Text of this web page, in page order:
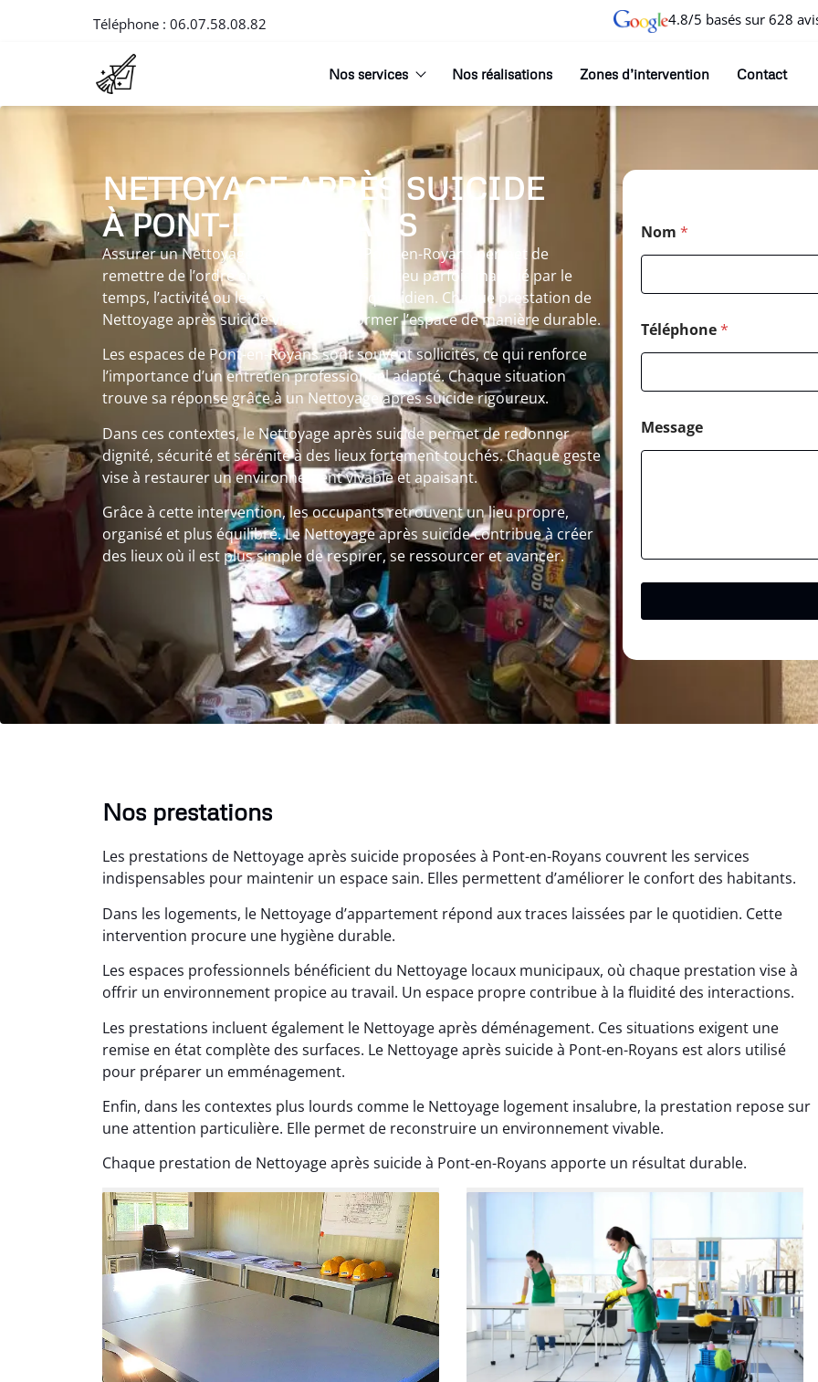
Téléphone : 06.07.58.08.82 4.8/5 basés sur 628
Nos services Nos réalisations Zones d’intervention Contact
NETTOYAGE APRÈS SUICIDE
À PONT-EN-ROYANS
Assurer un Nettoyage après suicide à Pont-en-Royans permet de
remettre de l’ordre et de la clarté dans un lieu parfois marqué par le
temps, l’activité ou les événements du quotidien. Chaque prestation de
Nettoyage après suicide vise à transformer l’espace de manière durable.
Les espaces de Pont-en-Royans sont souvent sollicités, ce qui renforce
l’importance d’un entretien professionnel adapté. Chaque situation
trouve sa réponse grâce à un Nettoyage après suicide rigoureux.
Dans ces contextes, le Nettoyage après suicide permet de redonner
dignité, sécurité et sérénité à des lieux fortement touchés. Chaque geste
vise à restaurer un environnement vivable et apaisant.
Grâce à cette intervention, les occupants retrouvent un lieu propre,
organisé et plus équilibré. Le Nettoyage après suicide contribue à créer
des lieux où il est plus simple de respirer, se ressourcer et avancer.
Nom *
Téléphone*
Message
Nos prestations
Les prestations de Nettoyage après suicide proposées à Pont-en-Royans couvrent les services
indispensables pour maintenir un espace sain. Elles permettent d’améliorer le confort des habitants.
Dans les logements, le Nettoyage d’appartement répond aux traces laissées par le quotidien. Cette
intervention procure une hygiène durable.
Les espaces professionnels bénéficient du Nettoyage locaux municipaux, où chaque prestation vise à
offrir un environnement propice au travail. Un espace propre contribue à la fluidité des interactions.
Les prestations incluent également le Nettoyage après déménagement. Ces situations exigent une
remise en état complète des surfaces. Le Nettoyage après suicide à Pont-en-Royans est alors utilisé
pour préparer un emménagement.
Enfin, dans les contextes plus lourds comme le Nettoyage logement insalubre, la prestation repose sur
une attention particulière. Elle permet de reconstruire un environnement vivable.
Chaque prestation de Nettoyage après suicide à Pont-en-Royans apporte un résultat durable.
Léana Gresset
15 décembre 2025
Nettoyage après chantier
proprement.
Noham Giraudet
16 octobre 2025
Nettoyage d’appartement
rentrant chez soi.